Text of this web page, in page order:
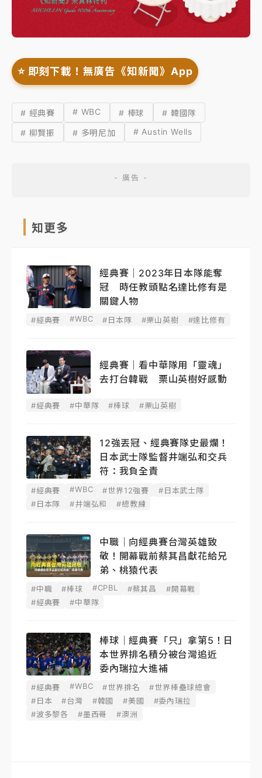
⭐️ 即刻下載！無廣告《知新聞》App
# 經典賽 # WBC # 棒球
# 韓國隊
# 柳賢振
# 多明尼加 # Austin Wells
知更多
經典賽｜2023年日本隊能奪
冠 時任教頭點名達比修有是
關鍵人物
#經典賽 #WBC #日本隊 #栗山英樹 #達比修有
經典賽｜看中華隊用「靈魂」
去打台韓戰 栗山英樹好感動
#經典賽 #中華隊 #棒球 #栗山英樹
12強丟冠、經典賽隊史最爛！
日本武士隊監督井端弘和交兵
符：我負全責
#經典賽 #WBC #世界12強賽
#日本武士隊
#日本隊
#井端弘和 #總教練
中職｜向經典賽台灣英雄致
敬！開幕戰前蔡其昌獻花給兄
弟、桃猿代表
#中職 #棒球 #CPBL #蔡其昌
#開幕戰
#經典賽
#中華隊
棒球｜經典賽「只」拿第5！日
本世界排名積分被台灣追近
委內瑞拉大進補
#經典賽 #WBC #世界排名
#世界棒壘球總會
#日本
#台灣 #韓國 #美國
#委內瑞拉
#波多黎各
#墨西哥 #澳洲